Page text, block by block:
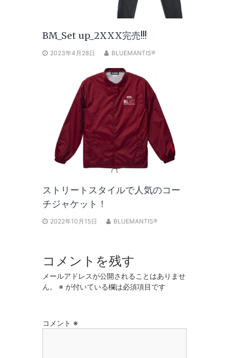
BM_Set up_2XXX完売!!!
2023年4月28日 BLUEMANTIS®
ストリートスタイルで人気のコー
チジャケット！
2022年10月15日 BLUEMANTIS®
コメントを残す
メールアドレスが公開されることはありませ
ん。
※ が付いている欄は必須項目です
コメント ※